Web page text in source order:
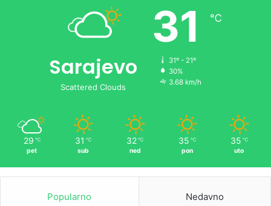
Sarajevo
Scattered Clouds
31 ℃
31º - 21º
30%
3.68 km/h
29 ℃
pet
31 ℃
sub
32 ℃
ned
35 ℃
pon
35 ℃
uto
Popularno Nedavno